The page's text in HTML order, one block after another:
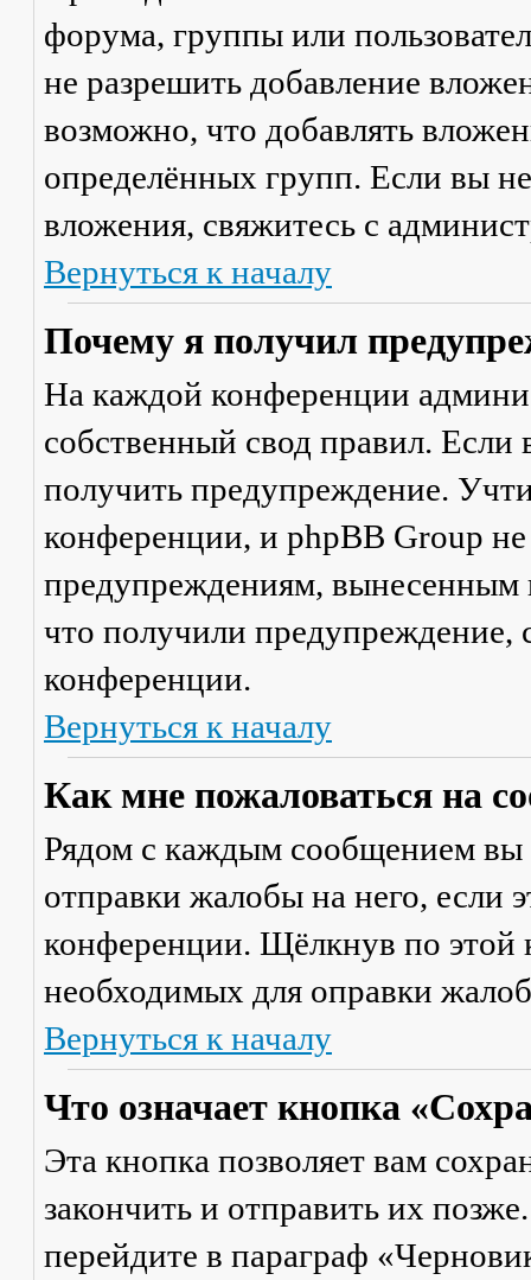
форума, группы или
не разрешить добавление
возможно, что добавлять
определённых групп. Если вы
вложения, свяжитесь с
Вернуться к началу
Почему я получил
На каждой конференции
собственный свод правил.
получить предупреждение.
конференции, и phpBB Group
предупреждениям, вынесенным
что получили предупреждение,
конференции.
Вернуться к началу
Как мне пожаловаться на
Рядом с каждым сообщением вы
отправки жалобы на него, если
конференции. Щёлкнув по этой
необходимых для оправки
Вернуться к началу
Что означает кнопка
Эта кнопка позволяет вам
закончить и отправить их
перейдите в параграф